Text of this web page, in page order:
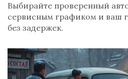
Выбирайте проверенный
сервисным графиком и ваш
без задержек.